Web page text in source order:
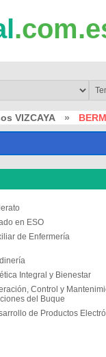
VIZCAYA »
en ESO
de Enfermería
Integral y Bienestar
Control y
del Buque
de Productos